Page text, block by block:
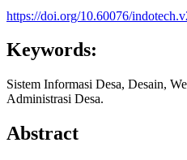
https://doi.org/10.60076/
Keywords:
Sistem Informasi Desa, Desain,
Administrasi Desa.
Abstract